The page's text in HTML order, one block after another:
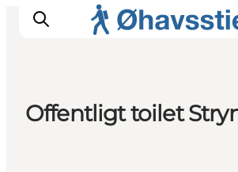
Offentligt toilet